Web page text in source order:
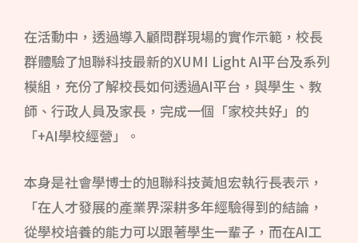
在活動中，透過導入顧問群現場的實作示範，校長
群體驗了旭聯科技最新的XUMI Light AI平台及系列
模組，充份了解校長如何透過AI平台，與學生、教
師、行政人員及家長，完成一個「家校共好」的
「+AI學校經營」。
本身是社會學博士的旭聯科技黃旭宏執行長表示，
「在人才發展的產業界深耕多年經驗得到的結論，
從學校培養的能力可以跟著學生一輩子，而在AI工